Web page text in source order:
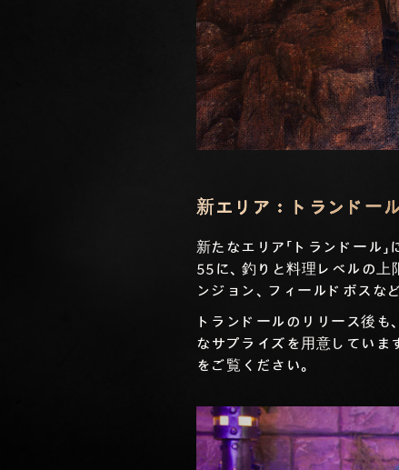
新エリア：トランドール
新たなエリア「トランドール
55に、釣りと料理レベルの上
ンジョン、フィールドボスな
トランドールのリリース後
なサプライズを用意していま
をご覧ください。